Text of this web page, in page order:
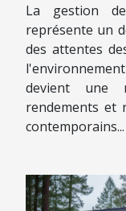
La gestion
représente un
des attentes
devient une
rendements et
contemporains...